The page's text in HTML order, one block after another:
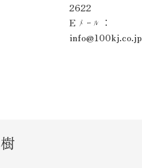
2622
Eﾒｰﾙ：
info@100kj.co.jp